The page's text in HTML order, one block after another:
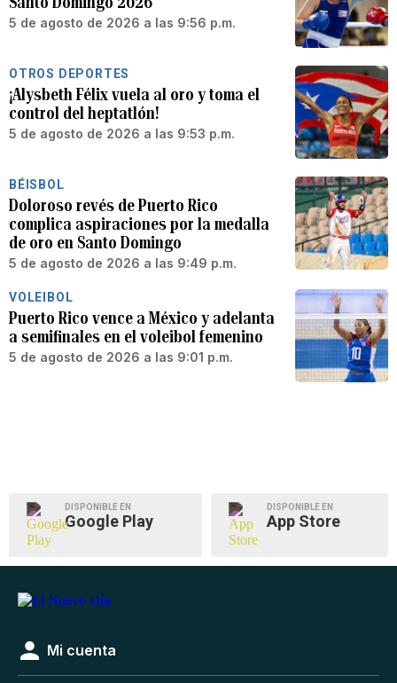
5 de agosto de 2026 a las 9:56 p.m.
OTROS DEPORTES
¡Alysbeth Félix vuela al oro y toma el
control del heptatlón!
5 de agosto de 2026 a las 9:53 p.m.
BÉISBOL
Doloroso revés de Puerto Rico
complica aspiraciones por la medalla
de oro en Santo Domingo
5 de agosto de 2026 a las 9:49 p.m.
VOLEIBOL
Puerto Rico vence a México y adelanta
a semifinales en el voleibol femenino
5 de agosto de 2026 a las 9:01 p.m.
DISPONIBLE EN
Google Play
DISPONIBLE EN
App Store
Mi cuenta